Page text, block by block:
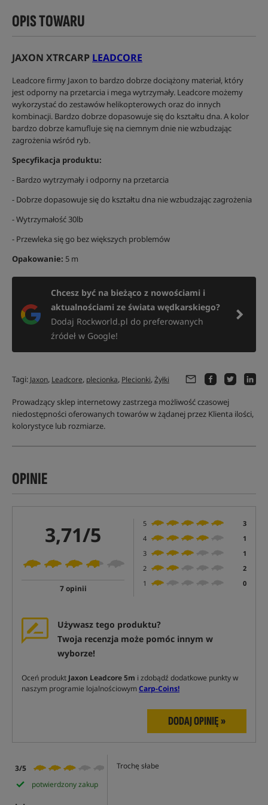
OPIS TOWARU
JAXON XTRCARP LEADCORE
Leadcore firmy Jaxon to bardzo dobrze dociążony materiał, który
jest odporny na przetarcia i mega wytrzymały. Leadcore możemy
wykorzystać do zestawów helikopterowych oraz do innych
kombinacji. Bardzo dobrze dopasowuje się do kształtu dna. A kolor
bardzo dobrze kamufluje się na ciemnym dnie nie wzbudzając
zagrożenia wśród ryb.
Specyfikacja produktu:
- Bardzo wytrzymały i odporny na przetarcia
- Dobrze dopasowuje się do kształtu dna nie wzbudzając zagrożenia
- Wytrzymałość 30lb
- Przewleka się go bez większych problemów
Opakowanie: 5 m
Chcesz być na bieżąco z nowościami i
aktualnościami ze świata wędkarskiego?
Dodaj Rockworld.pl do preferowanych
źródeł w Google!
Tagi: Jaxon, Leadcore, plecionka, Plecionki,Żyłki
Prowadzący sklep internetowy zastrzega możliwość czasowej
niedostępności oferowanych towarów w żądanej przez Klienta ilości,
kolorystyce lub rozmiarze.
OPINIE
3,71/5
7 opinii
5
3
4
1
3
1
2
2
1
0
Używasz tego produktu?
Twoja recenzja może pomóc innym w
wyborze!
Oceń produkt Jaxon Leadcore 5m i zdobądź dodatkowe punkty w
naszym programie lojalnościowymCarp-Coins!
DODAJ OPINIĘ »
3/5
potwierdzony zakup
Trochę słabe